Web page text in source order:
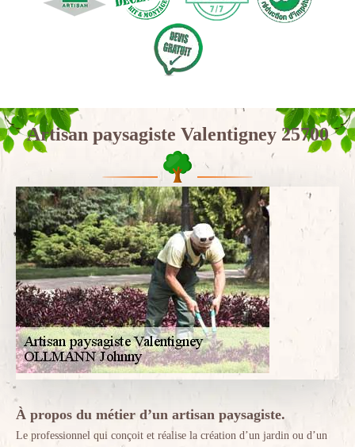
Artisan paysagiste Valentigney 25700
À propos du métier d’un artisan paysagiste.
Le professionnel qui conçoit et réalise la création d’un jardin ou d’un